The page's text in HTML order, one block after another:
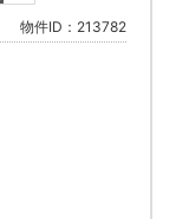
物件ID：213782